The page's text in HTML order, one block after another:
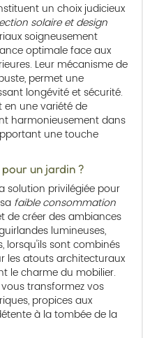
un choix judicieux
solaire et design
soigneusement
optimale face aux
Leur mécanisme de
permet une
longévité et sécurité.
en une variété de
harmonieusement dans
une touche
un jardin ?
solution privilégiée pour
faible consommation
de créer des ambiances
lumineuses,
lorsqu'ils sont combinés
les atouts architecturaux
le charme du mobilier.
transformez vos
propices aux
à la tombée de la